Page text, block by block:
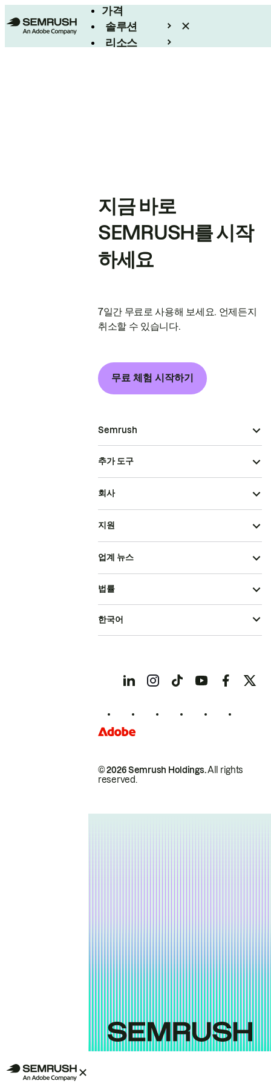
가격
솔루션
리소스
지금 바로
SEMRUSH를 시작
하세요
7일간 무료로 사용해 보세요. 언제든지
취소할 수 있습니다.
무료 체험 시작하기
Semrush
추가 도구
회사
지원
업계 뉴스
© 2026 Semrush Holdings.All rights
reserved.
법률
한국어